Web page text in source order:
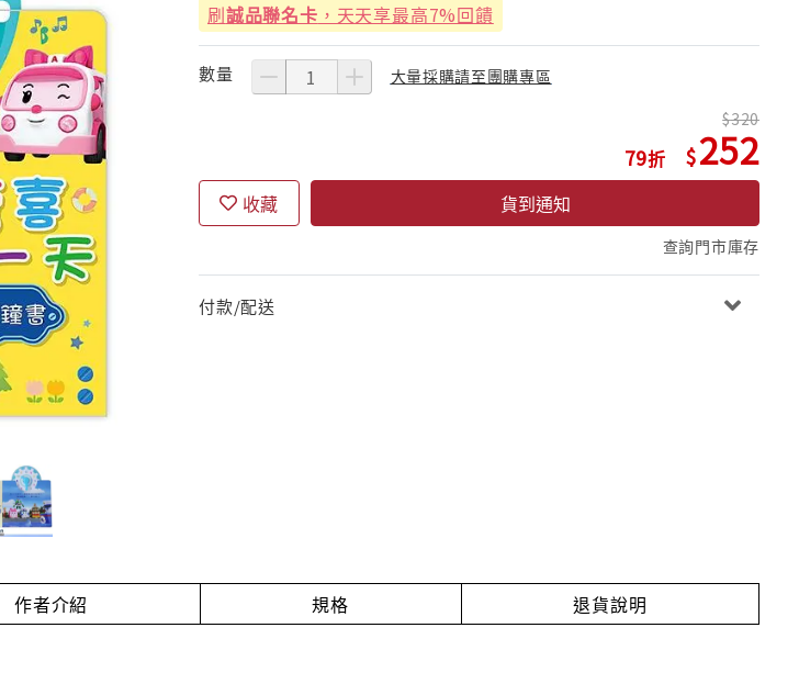
刷誠品聯名卡 ，天天享最高7%回饋
數量 大量採購請至團購專區
79
320
252
收藏 貨到通知
查詢門市庫存
付款/配送
作者介紹 規格 退貨說明